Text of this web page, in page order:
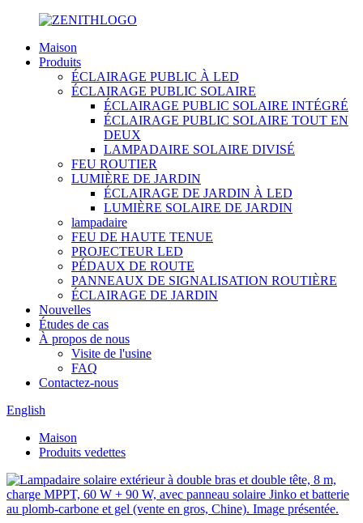
Maison
Produits
ÉCLAIRAGE PUBLIC À LED
ÉCLAIRAGE PUBLIC SOLAIRE
ÉCLAIRAGE PUBLIC SOLAIRE INTÉGRÉ
ÉCLAIRAGE PUBLIC SOLAIRE TOUT EN
DEUX
LAMPADAIRE SOLAIRE DIVISÉ
FEU ROUTIER
LUMIÈRE DE JARDIN
ÉCLAIRAGE DE JARDIN À LED
LUMIÈRE SOLAIRE DE JARDIN
lampadaire
FEU DE HAUTE TENUE
PROJECTEUR LED
PÉDAUX DE ROUTE
PANNEAUX DE SIGNALISATION ROUTIÈRE
ÉCLAIRAGE DE JARDIN
Nouvelles
Études de cas
À propos de nous
Visite de l'usine
FAQ
Contactez-nous
English
Maison
Produits vedettes